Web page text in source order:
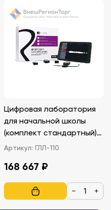
Цифровая лаборатория
для начальной школы
(комплект стандартный)
Релеон Воздух Releon Air
Артикул: ГЛЛ-110
168 667 ₽
− +